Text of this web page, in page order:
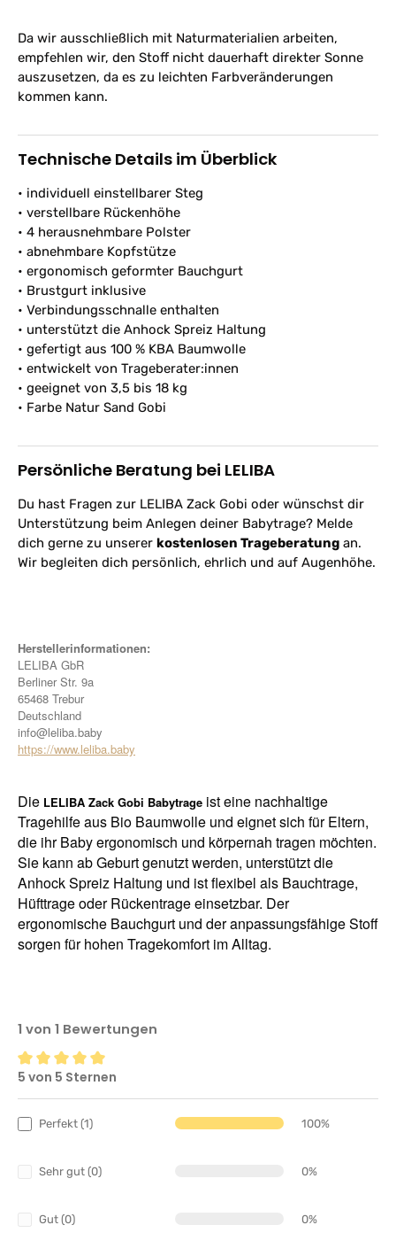
Da wir ausschließlich mit Naturmaterialien arbeiten,
empfehlen wir, den Stoff nicht dauerhaft direkter Sonne
auszusetzen, da es zu leichten Farbveränderungen
kommen kann.
Technische Details im Überblick
• individuell einstellbarer Steg
• verstellbare Rückenhöhe
• 4 herausnehmbare Polster
• abnehmbare Kopfstütze
• ergonomisch geformter Bauchgurt
• Brustgurt inklusive
• Verbindungsschnalle enthalten
• unterstützt die Anhock Spreiz Haltung
• gefertigt aus 100 % KBA Baumwolle
• entwickelt von Trageberater:innen
• geeignet von 3,5 bis 18 kg
• Farbe Natur Sand Gobi
Persönliche Beratung bei LELIBA
Du hast Fragen zur LELIBA Zack Gobi oder wünschst dir
Unterstützung beim Anlegen deiner Babytrage? Melde
dich gerne zu unserer kostenlosen Trageberatung an.
Wir begleiten dich persönlich, ehrlich und auf Augenhöhe.
Herstellerinformationen:
LELIBA GbR
Berliner Str. 9a
65468 Trebur
Deutschland
info@leliba.baby
https://www.leliba.baby
Die LELIBA Zack Gobi Babytrage ist eine nachhaltige
Tragehilfe aus Bio Baumwolle und eignet sich für Eltern,
die ihr Baby ergonomisch und körpernah tragen möchten.
Sie kann ab Geburt genutzt werden, unterstützt die
Anhock Spreiz Haltung und ist flexibel als Bauchtrage,
Hüfttrage oder Rückentrage einsetzbar. Der
ergonomische Bauchgurt und der anpassungsfähige Stoff
sorgen für hohen Tragekomfort im Alltag.
1 von 1 Bewertungen
Durchschnittliche Bewertung von 5 von 5 Sternen
5 von 5 Sternen
Perfekt (1) 100%
Sehr gut (0) 0%
Gut (0) 0%